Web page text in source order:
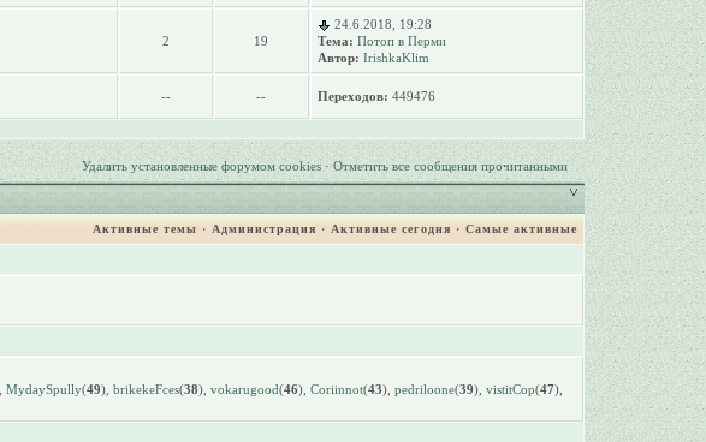
2 19
24.6.2018, 19:28
Тема: Потоп в Перми
Автор: IrishkaKlim
-- -- Переходов: 449476
Удалить установленные форумом cookies·Отметить все сообщения прочитанными
Активные темы · Администрация · Активные сегодня · Самые активные
MydaySpully(49), brikekeFces(38), vokarugood(46), Coriinnot(43), pedriloone(39), vistitCop(47),